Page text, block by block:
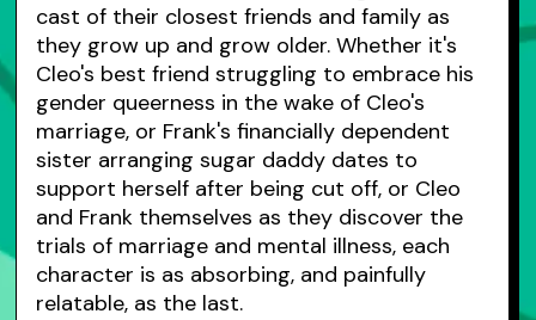
cast of their closest friends and family as
they grow up and grow older. Whether it's
Cleo's best friend struggling to embrace his
gender queerness in the wake of Cleo's
marriage, or Frank's financially dependent
sister arranging sugar daddy dates to
support herself after being cut off, or Cleo
and Frank themselves as they discover the
trials of marriage and mental illness, each
character is as absorbing, and painfully
relatable, as the last.